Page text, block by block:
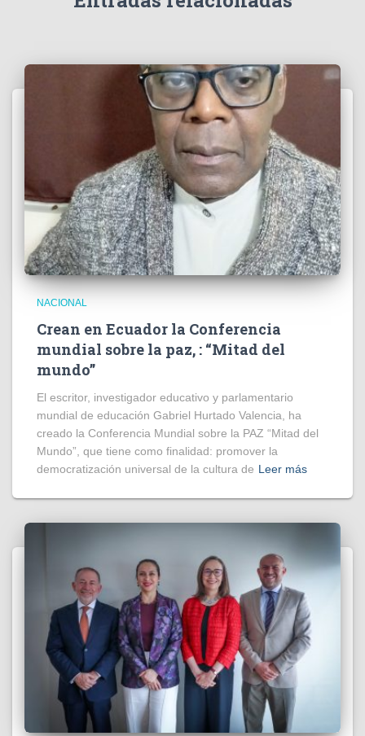
NACIONAL
Crean en Ecuador la Conferencia
mundial sobre la paz, : “Mitad del
mundo”
El escritor, investigador educativo y parlamentario
mundial de educación Gabriel Hurtado Valencia, ha
creado la Conferencia Mundial sobre la PAZ “Mitad del
Mundo”, que tiene como finalidad: promover la
democratización universal de la cultura de Leer más